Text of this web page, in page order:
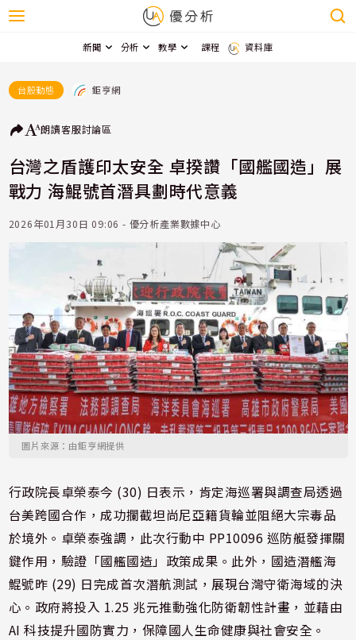
新聞 分析 教學 課程 資料庫
台股動態 鉅亨網
朗讀客服討論區
台灣之盾護印太安全 卓揆讚「國艦國造」展
戰力 海鯤號首潛具劃時代意義
2026年01月30日 09:06 - 優分析產業數據中心
圖片來源：由鉅亨網提供
行政院長卓榮泰今 (30) 日表示，肯定海巡署與調查局透過
台美跨國合作，成功攔截坦尚尼亞籍貨輪並阻絕大宗毒品
於境外。卓榮泰強調，此次行動中 PP10096 巡防艇發揮關
鍵作用，驗證「國艦國造」政策成果。此外，國造潛艦海
鯤號昨 (29) 日完成首次潛航測試，展現台灣守衛海域的決
心。政府將投入 1.25 兆元推動強化防衛韌性計畫，並藉由
AI 科技提升國防實力，保障國人生命健康與社會安全。